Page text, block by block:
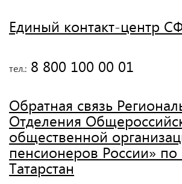
Единый контакт-центр
тел.: 8 800 100 00 01
Обратная связь
Отделения
общественной
пенсионеров России» по
Татарстан